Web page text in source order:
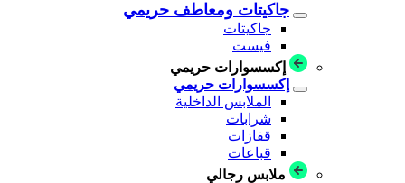
جاكيتات ومعاطف حريمي
جاكيتات
فيست
إكسسوارات حريمي
إكسسوارات حريمي
الملابس الداخلية
شرابات
قفازات
قباعات
ملابس رجالي